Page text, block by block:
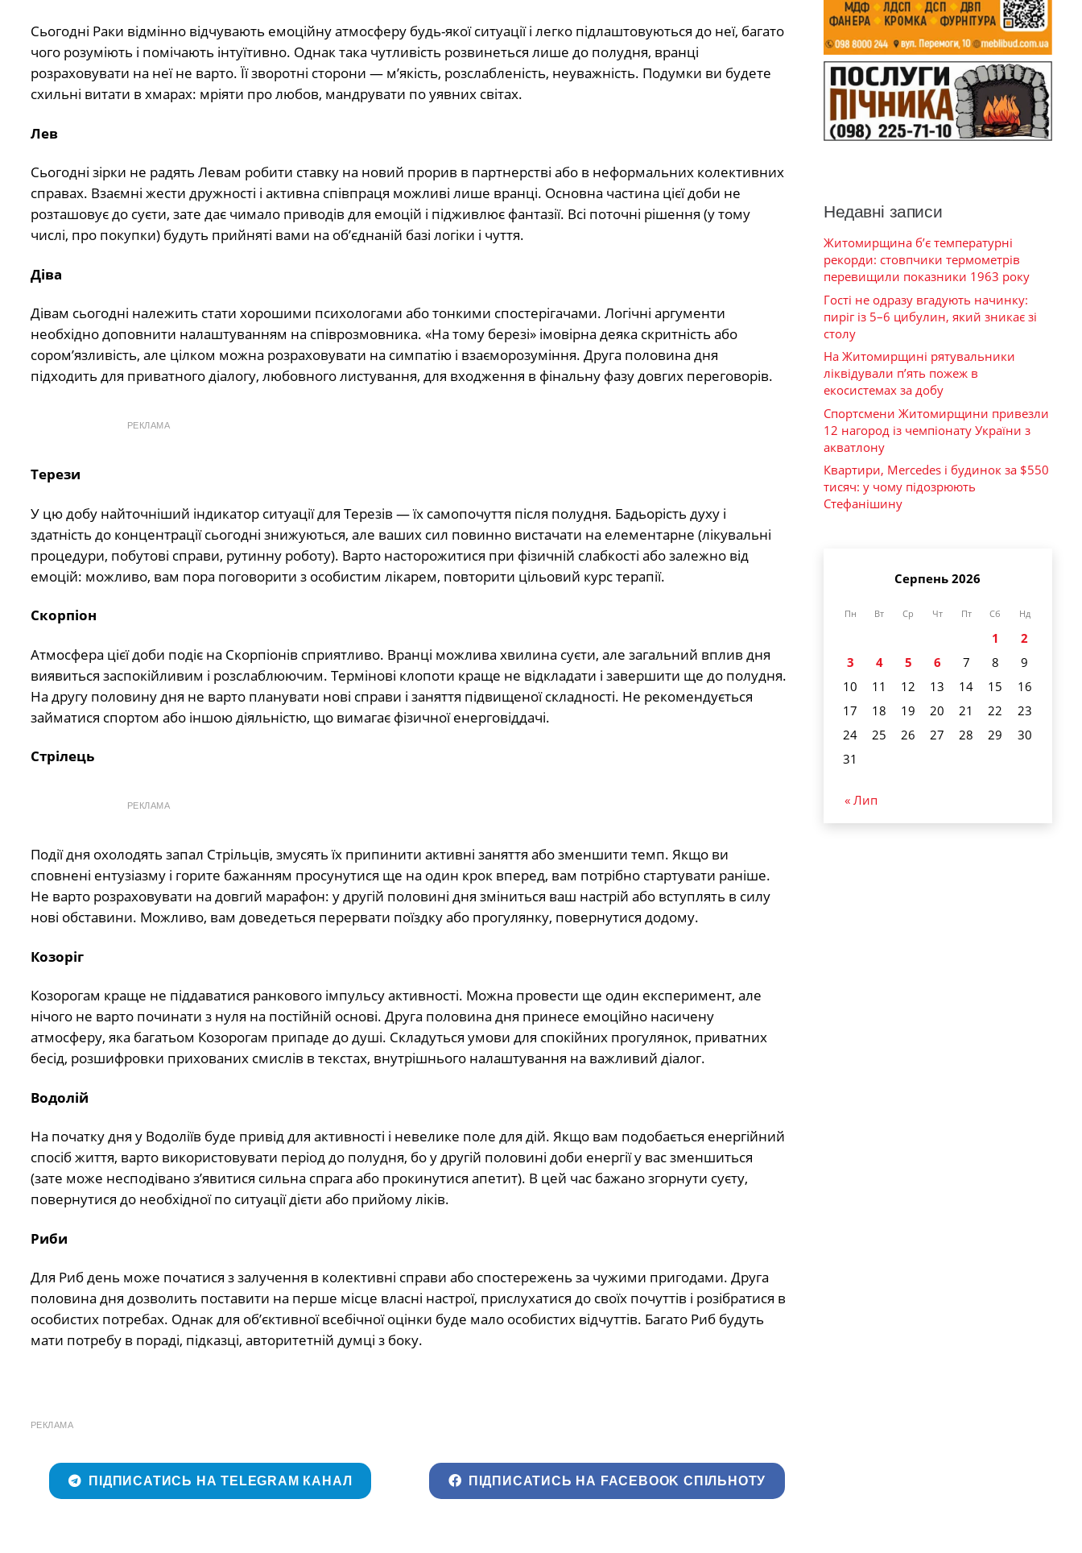
Сьогодні Раки відмінно відчувають емоційну атмосферу будь-якої ситуації і легко підлаштовуються до неї, багато
чого розуміють і помічають інтуїтивно. Однак така чутливість розвинеться лише до полудня, вранці
розраховувати на неї не варто. Її зворотні сторони — м’якість, розслабленість, неуважність. Подумки ви будете
схильні витати в хмарах: мріяти про любов, мандрувати по уявних світах.
Лев
Сьогодні зірки не радять Левам робити ставку на новий прорив в партнерстві або в неформальних колективних
справах. Взаємні жести дружності і активна співпраця можливі лише вранці. Основна частина цієї доби не
розташовує до суєти, зате дає чимало приводів для емоцій і підживлює фантазії. Всі поточні рішення (у тому
числі, про покупки) будуть прийняті вами на об’єднаній базі логіки і чуття.
Діва
Дівам сьогодні належить стати хорошими психологами або тонкими спостерігачами. Логічні аргументи
необхідно доповнити налаштуванням на співрозмовника. «На тому березі» імовірна деяка скритність або
сором’язливість, але цілком можна розраховувати на симпатію і взаєморозуміння. Друга половина дня
підходить для приватного діалогу, любовного листування, для входження в фінальну фазу довгих переговорів.
РЕКЛАМА
Терези
У цю добу найточніший індикатор ситуації для Терезів — їх самопочуття після полудня. Бадьорість духу і
здатність до концентрації сьогодні знижуються, але ваших сил повинно вистачати на елементарне (лікувальні
процедури, побутові справи, рутинну роботу). Варто насторожитися при фізичній слабкості або залежно від
емоцій: можливо, вам пора поговорити з особистим лікарем, повторити цільовий курс терапії.
Скорпіон
Атмосфера цієї доби подіє на Скорпіонів сприятливо. Вранці можлива хвилина суєти, але загальний вплив дня
виявиться заспокійливим і розслаблюючим. Термінові клопоти краще не відкладати і завершити ще до полудня.
На другу половину дня не варто планувати нові справи і заняття підвищеної складності. Не рекомендується
займатися спортом або іншою діяльністю, що вимагає фізичної енерговіддачі.
Стрілець
РЕКЛАМА
Події дня охолодять запал Стрільців, змусять їх припинити активні заняття або зменшити темп. Якщо ви
сповнені ентузіазму і горите бажанням просунутися ще на один крок вперед, вам потрібно стартувати раніше.
Не варто розраховувати на довгий марафон: у другій половині дня зміниться ваш настрій або вступлять в силу
нові обставини. Можливо, вам доведеться перервати поїздку або прогулянку, повернутися додому.
Козоріг
Козорогам краще не піддаватися ранкового імпульсу активності. Можна провести ще один експеримент, але
нічого не варто починати з нуля на постійній основі. Друга половина дня принесе емоційно насичену
атмосферу, яка багатьом Козорогам припаде до душі. Складуться умови для спокійних прогулянок, приватних
бесід, розшифровки прихованих смислів в текстах, внутрішнього налаштування на важливий діалог.
Водолій
На початку дня у Водоліїв буде привід для активності і невелике поле для дій. Якщо вам подобається енергійний
спосіб життя, варто використовувати період до полудня, бо у другій половині доби енергії у вас зменшиться
(зате може несподівано з’явитися сильна спрага або прокинутися апетит). В цей час бажано згорнути суєту,
повернутися до необхідної по ситуації дієти або прийому ліків.
Риби
Для Риб день може початися з залучення в колективні справи або спостережень за чужими пригодами. Друга
половина дня дозволить поставити на перше місце власні настрої, прислухатися до своїх почуттів і розібратися в
особистих потребах. Однак для об’єктивної всебічної оцінки буде мало особистих відчуттів. Багато Риб будуть
мати потребу в пораді, підказці, авторитетній думці з боку.
РЕКЛАМА
ПІДПИСАТИСЬ НА TELEGRAM КАНАЛ ПІДПИСАТИСЬ НА FACEBOOK СПІЛЬНОТУ
Недавні записи
Житомирщина б’є температурні
рекорди: стовпчики термометрів
перевищили показники 1963 року
Гості не одразу вгадують начинку:
пиріг із 5–6 цибулин, який зникає зі
столу
На Житомирщині рятувальники
ліквідували п’ять пожеж в
екосистемах за добу
Спортсмени Житомирщини привезли
12 нагород із чемпіонату України з
акватлону
Квартири, Mercedes і будинок за $550
тисяч: у чому підозрюють
Стефанішину
Серпень 2026
Пн Вт Ср Чт Пт Сб Нд
1
2
3
4 5 6 7 8
9
10
11 12 13 14 15
16
17
18 19 20 21 22
23
24
25 26 27 28 29
30
31
« Лип